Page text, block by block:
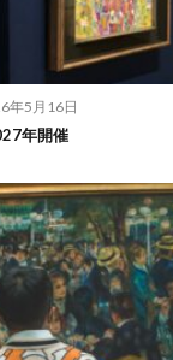
年5月16日
年開催